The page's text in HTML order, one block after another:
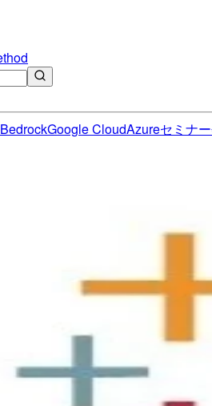
BedrockGoogle CloudAzureセミナー